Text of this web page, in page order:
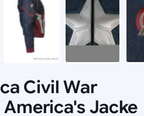
Civil War
Jacke